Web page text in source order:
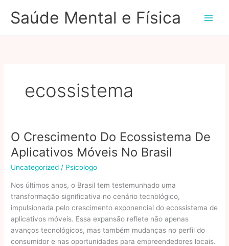
paraSaúde Mental e Física
ecossistema
O Crescimento Do Ecossistema De
Aplicativos Móveis No Brasil
Uncategorized / Psicologo
Nos últimos anos, o Brasil tem testemunhado uma
transformação significativa no cenário tecnológico,
impulsionada pelo crescimento exponencial do ecossistema de
aplicativos móveis. Essa expansão reflete não apenas
avanços tecnológicos, mas também mudanças no perfil do
consumidor e nas oportunidades para empreendedores locais.